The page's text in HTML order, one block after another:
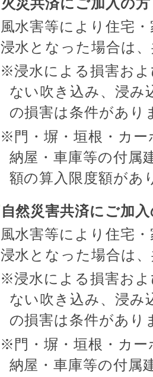
火災共済にご加入の方
風水害等により住宅
浸水となった場合は
※浸水による損害お
ない吹き込み、浸み
の損害は条件があり
※門・塀・垣根・カー
納屋・車庫等の付属
額の算入限度額があ
自然災害共済にご加
風水害等により住宅
浸水となった場合は
※浸水による損害お
ない吹き込み、浸み
の損害は条件があり
※門・塀・垣根・カー
納屋・車庫等の付属